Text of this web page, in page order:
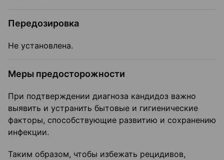
Передозировка
Не установлена.
Меры предосторожности
При подтверждении диагноза кандидоз важно
выявить и устранить бытовые и гигиенические
факторы, способствующие развитию и сохранению
инфекции.
Таким образом, чтобы избежать рецидивов,